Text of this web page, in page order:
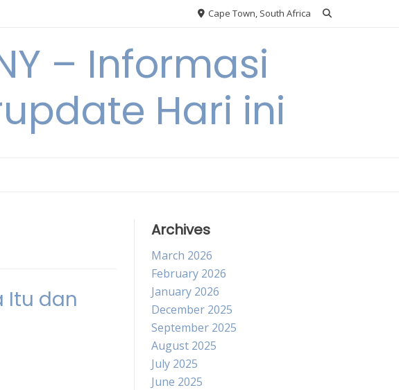
Cape Town, South Africa
– Informasi
Hari ini
Itu dan
Archives
March 2026
February 2026
January 2026
December 2025
September 2025
August 2025
July 2025
June 2025